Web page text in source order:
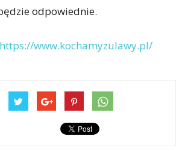
odpowiednie.
https://www.kochamyzulawy.pl/